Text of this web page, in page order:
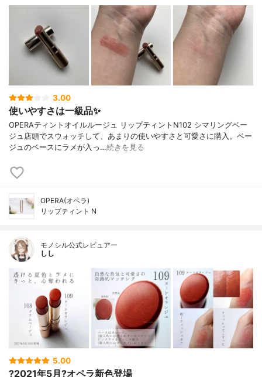
3.00
使いやすさは一級品✨
OPERAティントオイルルージュ リップティントN102 シマリングベー
ジュ店頭でスウォッチして、あまりの使いやすさと可愛さに購入。ベー
ジュのベースにラメが入っ…続きを見る
OPERA(オペラ)
リップティント N
モノシル公式レビュアー
しし
5.00
?2021年5月?オペラ新色登場